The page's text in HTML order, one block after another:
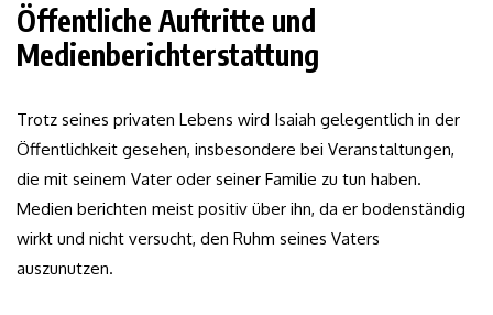
Öffentliche Auftritte und
Medienberichterstattung
Trotz seines privaten Lebens wird Isaiah gelegentlich in der
Öffentlichkeit gesehen, insbesondere bei Veranstaltungen,
die mit seinem Vater oder seiner Familie zu tun haben.
Medien berichten meist positiv über ihn, da er bodenständig
wirkt und nicht versucht, den Ruhm seines Vaters
auszunutzen.